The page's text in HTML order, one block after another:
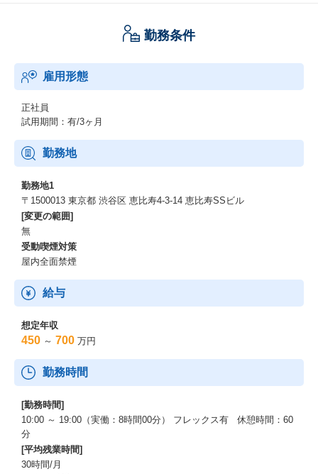
ようなインパクトがあったかの体感が強く得られる」というのも
勤務条件
雇用形態
正社員
試用期間：有/3ヶ月
勤務地
勤務地1
〒1500013 東京都 渋谷区 恵比寿4-3-14 恵比寿SSビル
[変更の範囲]
無
受動喫煙対策
屋内全面禁煙
給与
想定年収
450 ～ 700 万円
勤務時間
[勤務時間]
10:00 ～ 19:00（実働：8時間00分） フレックス有 休憩時間：60
分
[平均残業時間]
30時間/月